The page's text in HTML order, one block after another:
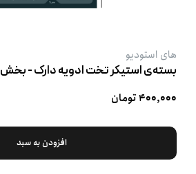
های استودیو
بسته‌ی استیکر تخت ادویه‌ دارک - بخش ۱
۴۰۰,۰۰۰ تومان
افزودن به سبد